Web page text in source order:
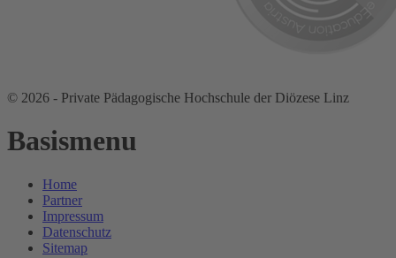
© 2026 - Private Pädagogische Hochschule der Diözese Linz
Basismenu
Home
Partner
Impressum
Datenschutz
Sitemap